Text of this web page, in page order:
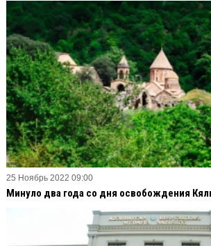
25 Ноябрь 2022 09:00
Минуло два года со дня освобождения